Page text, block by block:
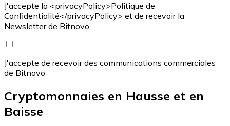
J'accepte la <privacyPolicy>Politique de
Confidentialité</privacyPolicy> et de recevoir la
Newsletter de Bitnovo
J'accepte de recevoir des communications commerciales
de Bitnovo
Cryptomonnaies en Hausse et en
Baisse